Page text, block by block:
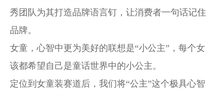
秀团队为其打造品牌语言钉，让消费者一句话记住
品牌。
女童，心智中更为美好的联想是“小公主”，每个女
该都希望自己是童话世界中的小公主。
定位到女童装赛道后， 我们将“公主”这个极具心智